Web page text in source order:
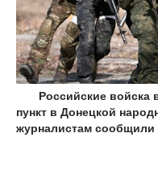
Российские войска
пункт в Донецкой
журналистам сообщили